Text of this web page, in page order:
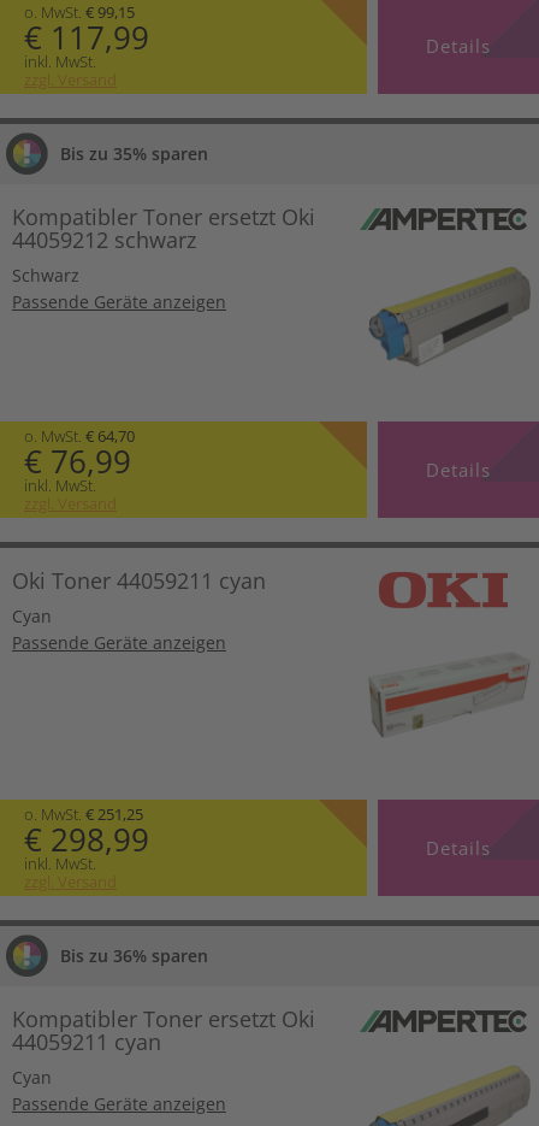
o. MwSt. € 99,15
€ 117,99
inkl. MwSt.
zzgl. Versand
Details
Bis zu 35% sparen
Kompatibler Toner ersetzt Oki
44059212 schwarz
Schwarz
Passende Geräte anzeigen
o. MwSt. € 64,70
€ 76,99
inkl. MwSt.
zzgl. Versand
Details
Oki Toner 44059211 cyan
Cyan
Passende Geräte anzeigen
o. MwSt. € 251,25
€ 298,99
inkl. MwSt.
zzgl. Versand
Details
Bis zu 36% sparen
Kompatibler Toner ersetzt Oki
44059211 cyan
Cyan
Passende Geräte anzeigen